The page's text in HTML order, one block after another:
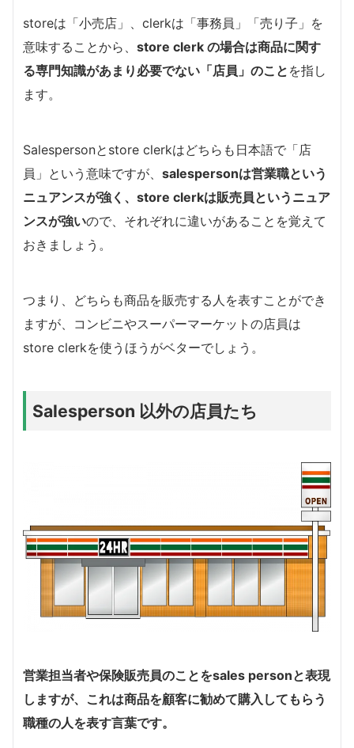
storeは「小売店」、clerkは「事務員」「売り子」を
意味することから、 store clerk の場合は商品に関す
る専門知識があまり必要でない「店員」のこと を指し
ます。
Salespersonとstore clerkはどちらも日本語で「店
員」という意味ですが、 salespersonは営業職という
ニュアンスが強く、store clerkは販売員というニュア
ンスが強いので、それぞれに違いがあることを覚えて
おきましょう。
つまり、どちらも商品を販売する人を表すことができ
ますが、コンビニやスーパーマーケットの店員は
store clerkを使うほうがベターでしょう。
Salesperson 以外の店員たち
営業担当者や保険販売員のことをsales personと表現
しますが、これは商品を顧客に勧めて購入してもらう
職種の人を表す言葉です。